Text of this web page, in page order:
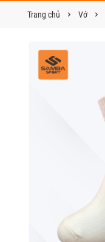
Trang chủ Vớ